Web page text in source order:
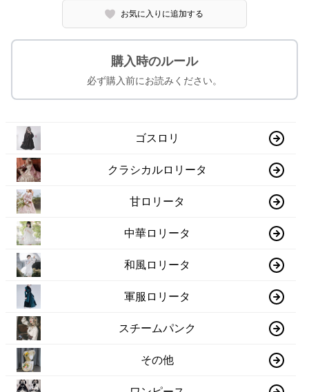
お気に入りに追加する
購入時のルール
必ず購入前にお読みください。
ゴスロリ
クラシカルロリータ
甘ロリータ
中華ロリータ
和風ロリータ
軍服ロリータ
スチームパンク
その他